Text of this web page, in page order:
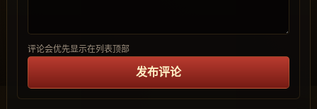
评论会优先显示在列表顶部
发布评论